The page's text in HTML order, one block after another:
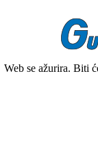
Web se ažurira. Biti